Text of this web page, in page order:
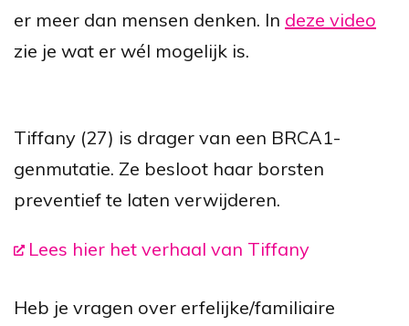
er meer dan mensen denken. In deze video
zie je wat er wél mogelijk is.
Tiffany (27) is drager van een BRCA1-
genmutatie. Ze besloot haar borsten
preventief te laten verwijderen.
Lees hier het verhaal van Tiffany
Heb je vragen over erfelijke/familiaire